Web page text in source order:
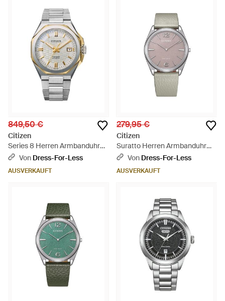
849,50 €
Citizen
Series 8 Herren Armbanduhr
Nb6084-50A - Mettallic
Von Dress-For-Less
AUSVERKAUFT
279,95 €
Citizen
Suratto Herren Armbanduhr
Ar3120-41X - Grau
Von Dress-For-Less
AUSVERKAUFT